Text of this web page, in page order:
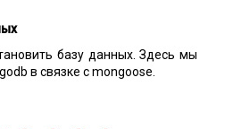
базу данных. Здесь мы
в связке с mongoose.